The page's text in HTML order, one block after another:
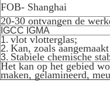
FOB- Shanghai
20-30 ontvangen de
IGCC IGMA
1. vlot vlotterglas;
2. Kan, zoals
3. Stabiele chemische
Het kan op het gebied
maken, gelamineerd,